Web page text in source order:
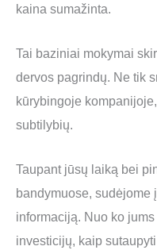
kaina sumažinta.
Tai baziniai mokymai
dervos pagrindų. Ne tik
kūrybingoje
subtilybių.
Taupant jūsų laiką bei
bandymuose, sudėjome
informaciją. Nuo ko
investicijų, kaip